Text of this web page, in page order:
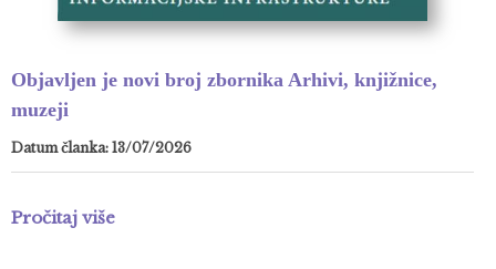
Objavljen je novi broj zbornika Arhivi, knjižnice,
muzeji
Datum članka: 13/07/2026
Pročitaj više